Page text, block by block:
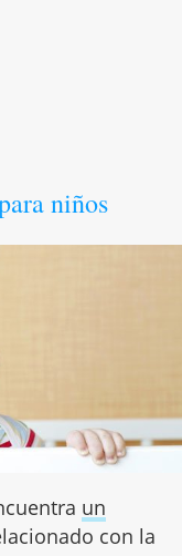
niños
un
con la